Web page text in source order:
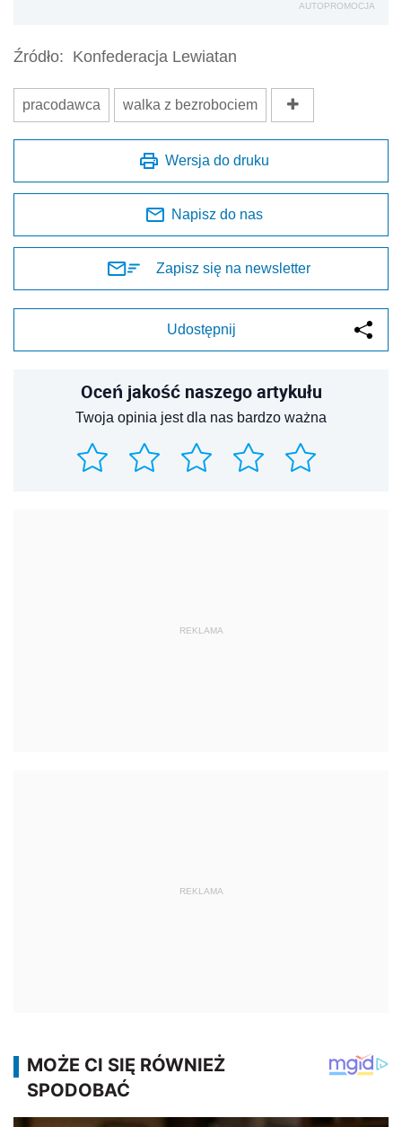
AUTOPROMOCJA
Źródło: Konfederacja Lewiatan
pracodawca walka z bezrobociem
Wersja do druku
Napisz do nas
Zapisz się na newsletter
Udostępnij
Oceń jakość naszego artykułu
Twoja opinia jest dla nas bardzo ważna
REKLAMA
REKLAMA